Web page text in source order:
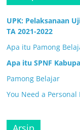
UPK: Pelaksanaan
TA 2021-2022
Apa itu Pamong
Apa itu SPNF
Pamong Belajar
You Need a Personal